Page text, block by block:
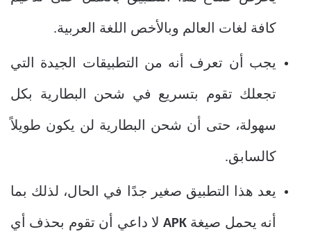
كافة لغات العالم وبالأخص اللغة العربية.
يجب أن تعرف أنه من التطبيقات الجيدة التي
تجعلك تقوم بتسريع في شحن البطارية بكل
سهولة، حتى أن شحن البطارية لن يكون طويلاً
كالسابق.
يعد هذا التطبيق صغير جدًا في الحال، لذلك بما
أنه يحمل صيغةAPK لا داعي أن تقوم بحذف أي